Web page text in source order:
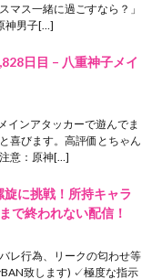
マス一緒に過ごすなら？」
神男子[…]
日目 – 八重神子メイ
インアタッカーで遊んでま
喜びます。高評価とちゃん
意：原神[…]
旋に挑戦！所持キャラ
で終われない配信！
レ行為、リークの匂わせ等
致します) ✓極度な指示